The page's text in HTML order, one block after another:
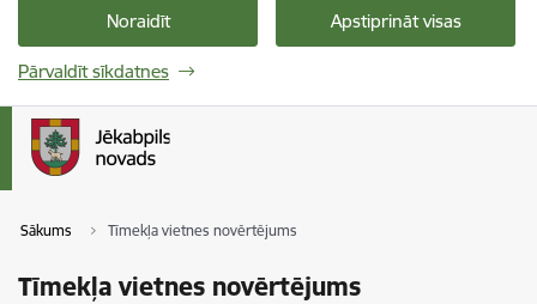
Noraidīt Apstiprināt visas
Pārvaldīt sīkdatnes
Sākums Tīmekļa vietnes novērtējums
Tīmekļa vietnes novērtējums